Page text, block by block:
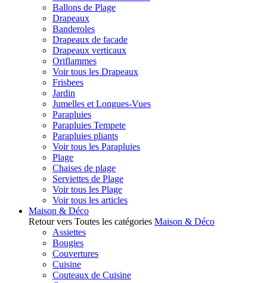
Ballons de Plage
Drapeaux
Banderoles
Drapeaux de facade
Drapeaux verticaux
Oriflammes
Voir tous les Drapeaux
Frisbees
Jardin
Jumelles et Longues-Vues
Parapluies
Parapluies Tempete
Parapluies pliants
Voir tous les Parapluies
Plage
Chaises de plage
Serviettes de Plage
Voir tous les Plage
Voir tous les articles
Maison & Déco
Retour vers Toutes les catégories Maison & Déco
Assiettes
Bougies
Couvertures
Cuisine
Couteaux de Cuisine